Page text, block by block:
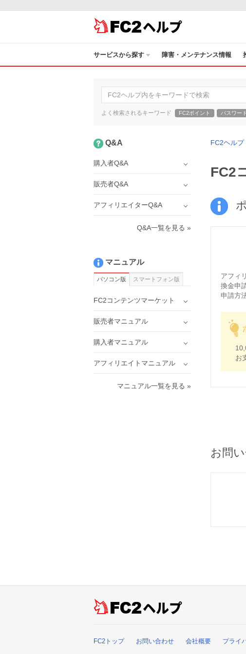
ヘルプ
サービスから探す 障害・メンテナンス情報
よく検索されるキーワード FC2ポイント パスワー
FC2ヘルプ
FC2
アフィ
換金申
申請方
お
お問
Q&A
購入者Q&A
販売者Q&A
アフィリエイターQ&A
Q&A一覧を見る »
マニュアル
パソコン版 スマートフォン版
FC2コンテンツマーケット
販売者マニュアル
購入者マニュアル
アフィリエイトマニュアル
マニュアル一覧を見る »
ヘルプ
FC2トップ お問い合わせ 会社概要 プライ